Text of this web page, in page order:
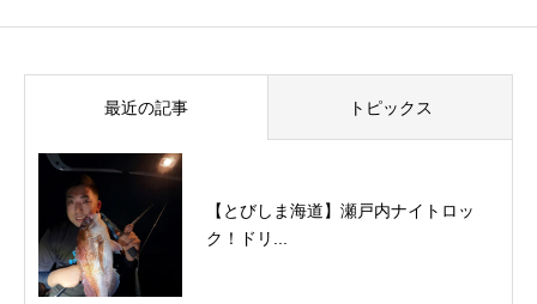
最近の記事 トピックス
【とびしま海道】瀬戸内ナイトロッ
ク！ドリ...